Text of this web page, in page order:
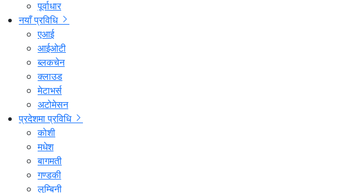
पूर्वाधार
नयाँ प्रविधि
एआई
आईओटी
ब्लकचेन
क्लाउड
मेटाभर्स
अटोमेसन
प्रदेशमा प्रविधि
कोशी
मधेश
बागमती
गण्डकी
लुम्बिनी